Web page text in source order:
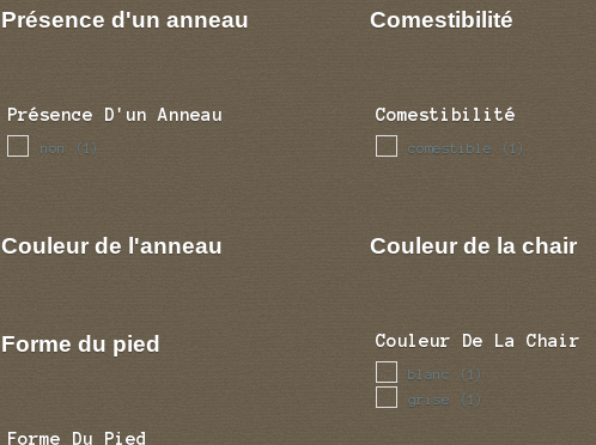
Présence d'un anneau
Présence D'un Anneau
non (1)
Couleur de l'anneau
Forme du pied
Forme Du Pied
Comestibilité
Comestibilité
comestible (1)
Couleur de la chair
Couleur De La Chair
blanc (1)
grise (1)